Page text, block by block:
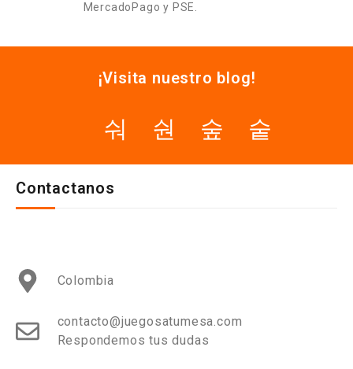
MercadoPago y PSE.
¡Visita nuestro blog!
Contactanos
Colombia
contacto@juegosatumesa.com
Respondemos tus dudas